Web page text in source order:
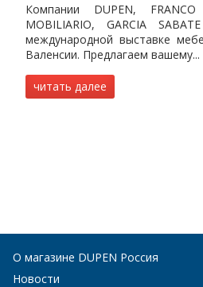
Компании DUPEN, FRANCO
MOBILIARIO, GARCIA
международной выставке
Валенсии. Предлагаем вашему...
читать далее
О магазине DUPEN Россия
Новости